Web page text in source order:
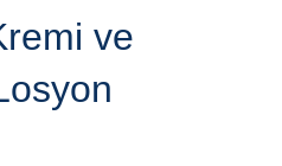
ve